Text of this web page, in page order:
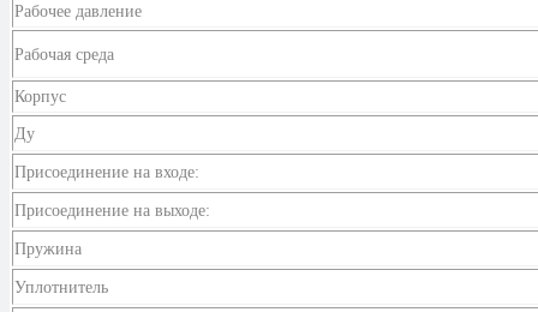
Рабочее давление
Рабочая среда
Корпус
Ду
Присоединение на входе:
Присоединение на выходе:
Пружина
Уплотнитель